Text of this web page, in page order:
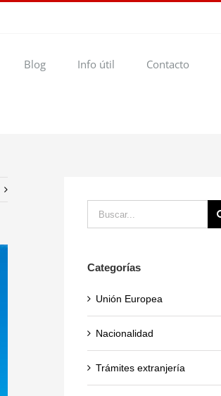
Blog Info útil Contacto
Buscar:
Categorías
Unión Europea
Nacionalidad
Trámites extranjería